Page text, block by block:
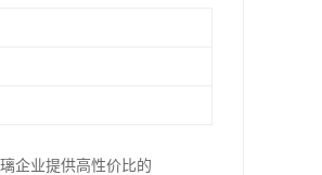
企业提供高性价比的